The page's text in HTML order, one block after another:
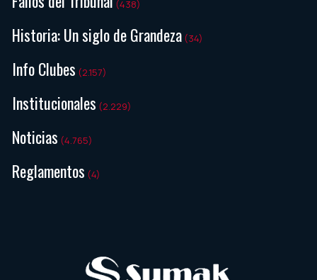
(438)
Historia: Un siglo de Grandeza (34)
Info Clubes (2.157)
Institucionales (2.229)
Noticias (4.765)
Reglamentos (4)